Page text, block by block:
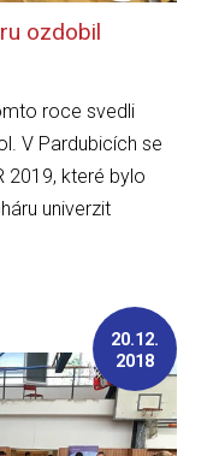
ozdobil
roce svedli
V Pardubicích se
2019, které bylo
univerzit
20.12.
2018